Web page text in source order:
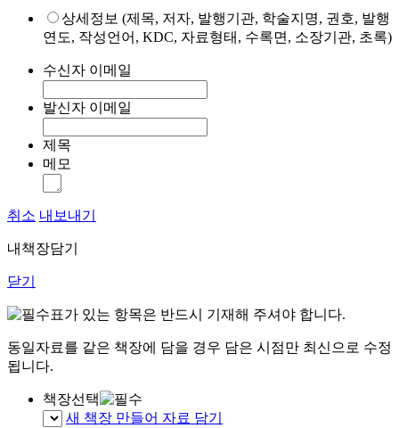
상세정보 (제목, 저자, 발행기관, 학술지명, 권호, 발행
연도, 작성언어, KDC, 자료형태, 수록면, 소장기관, 초록)
수신자 이메일
발신자 이메일
제목
메모
취소 내보내기
내책장담기
닫기
표가 있는 항목은 반드시 기재해 주셔야 합니다.
동일자료를 같은 책장에 담을 경우 담은 시점만 최신으로 수정
됩니다.
책장선택
새 책장 만들어 자료 담기